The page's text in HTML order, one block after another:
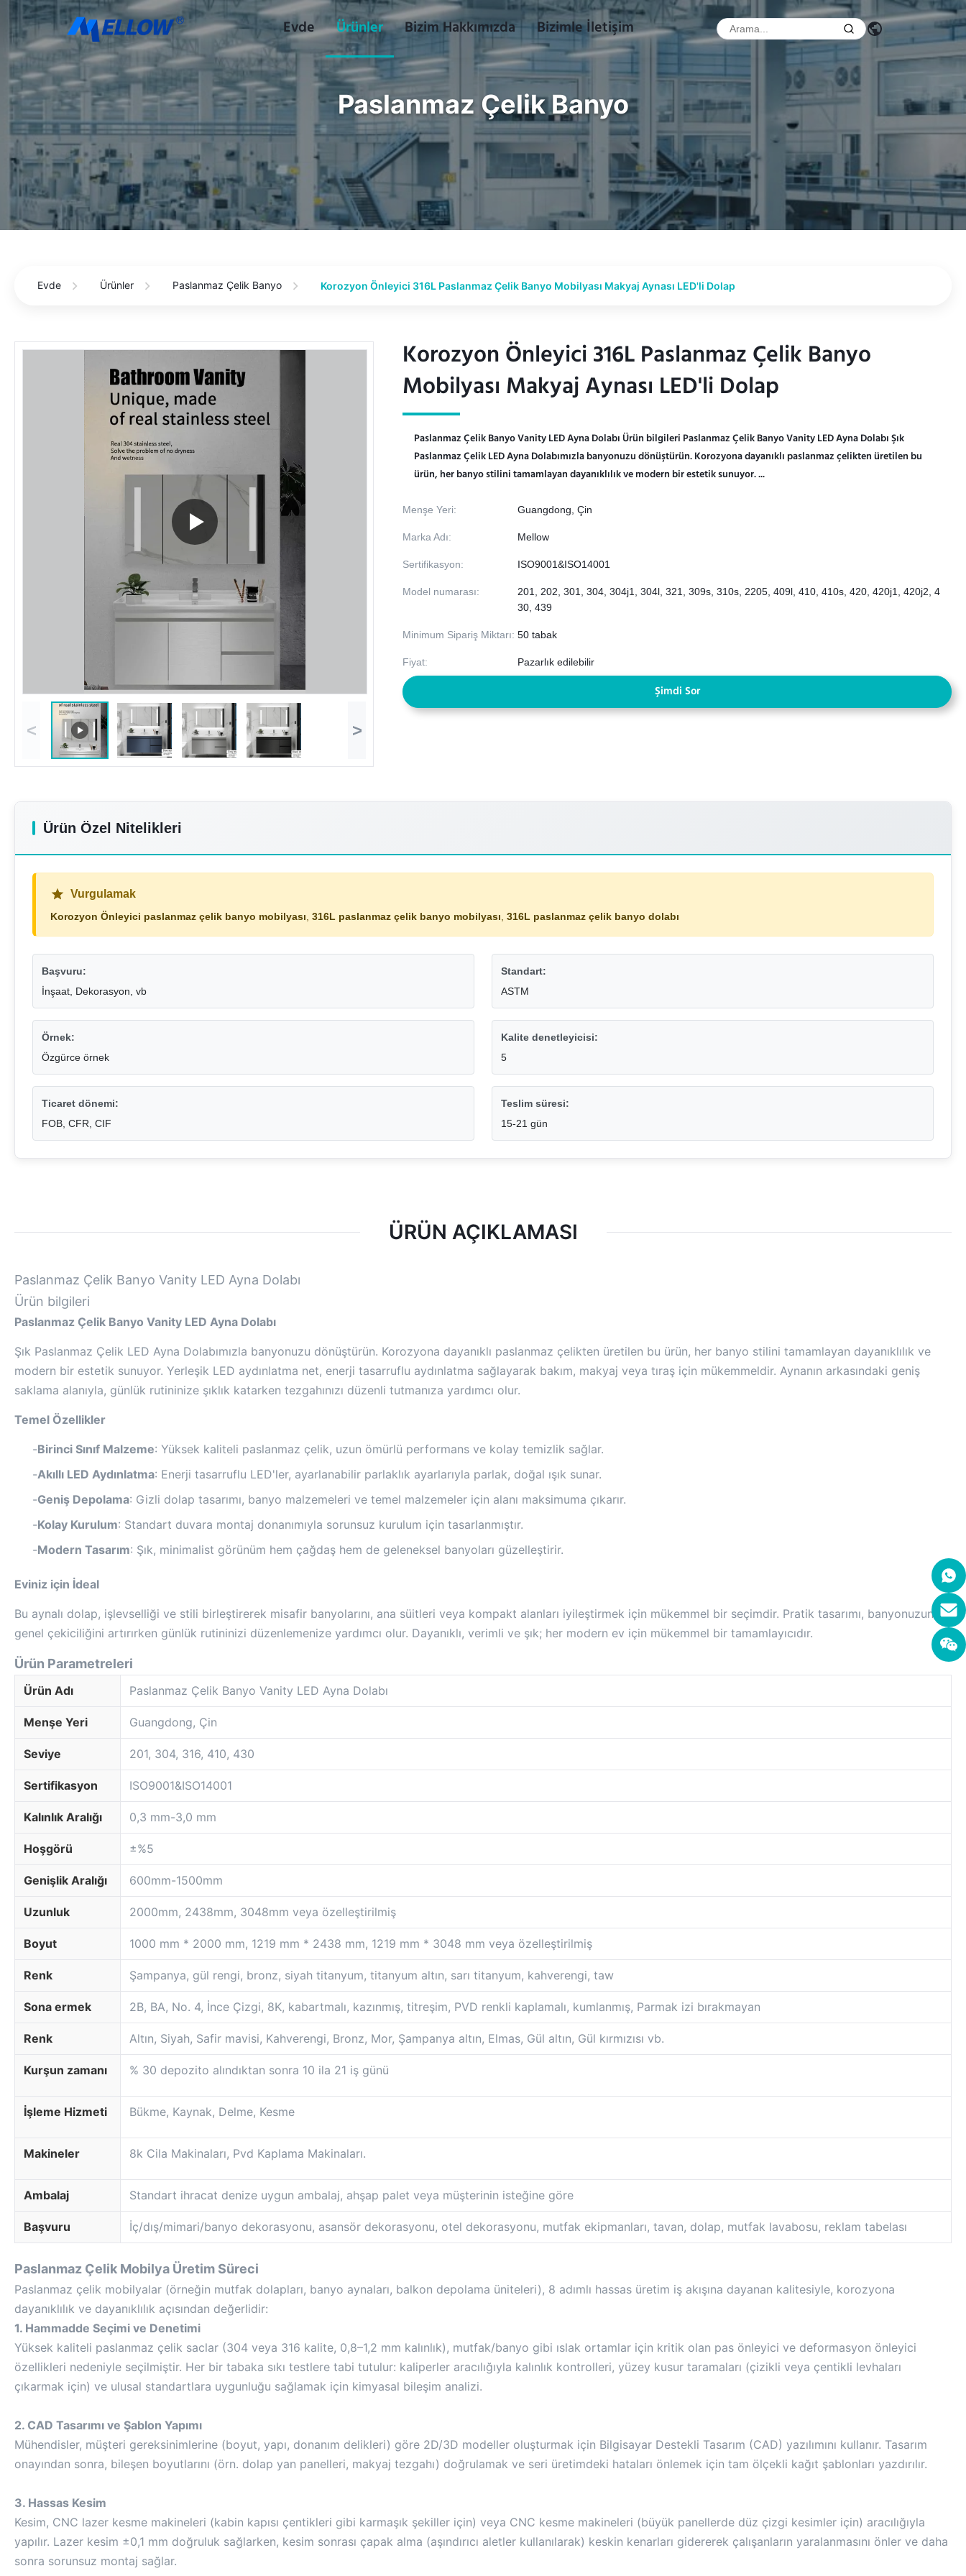
Evde Ürünler Bizim Hakkımızda Bizimle İletişim
Paslanmaz Çelik Banyo
Evde Ürünler Paslanmaz Çelik Banyo Korozyon Önleyici 316L Paslanmaz Çelik Banyo Mobilyası Makyaj Aynası LED'li Dolap
< >
Korozyon Önleyici 316L Paslanmaz Çelik Banyo
Mobilyası Makyaj Aynası LED'li Dolap
Korozyon Önleyici 316L Paslanmaz Çelik Banyo
Mobilyası Makyaj Aynası LED'li Dolap
Paslanmaz Çelik Banyo Vanity LED Ayna Dolabı Ürün bilgileri Paslanmaz Çelik Banyo Vanity LED Ayna Dolabı Şık
Paslanmaz Çelik LED Ayna Dolabımızla banyonuzu dönüştürün. Korozyona dayanıklı paslanmaz çelikten üretilen bu
ürün, her banyo stilini tamamlayan dayanıklılık ve modern bir estetik sunuyor. ...
Menşe Yeri: Guangdong, Çin
Marka Adı: Mellow
Sertifikasyon: ISO9001&ISO14001
Model numarası:
201, 202, 301, 304, 304j1, 304l, 321, 309s, 310s, 2205, 409l, 410, 410s, 420, 420j1, 420j2, 4
30, 439
Minimum Sipariş Miktarı: 50 tabak
Fiyat: Pazarlık edilebilir
Şimdi Sor
Ürün Özel Nitelikleri
Vurgulamak
Korozyon Önleyici paslanmaz çelik banyo mobilyası 316L paslanmaz çelik banyo mobilyası 316L paslanmaz çelik banyo dolabı
Başvuru:
İnşaat, Dekorasyon, vb
Standart:
ASTM
Örnek:
Özgürce örnek
Kalite denetleyicisi:
5
Ticaret dönemi:
FOB, CFR, CIF
Teslim süresi:
15-21 gün
ÜRÜN AÇIKLAMASI
Paslanmaz Çelik Banyo Vanity LED Ayna Dolabı
Ürün bilgileri
Paslanmaz Çelik Banyo Vanity LED Ayna Dolabı
Şık Paslanmaz Çelik LED Ayna Dolabımızla banyonuzu dönüştürün. Korozyona dayanıklı paslanmaz çelikten üretilen bu ürün, her banyo stilini tamamlayan dayanıklılık ve
modern bir estetik sunuyor. Yerleşik LED aydınlatma net, enerji tasarruflu aydınlatma sağlayarak bakım, makyaj veya tıraş için mükemmeldir. Aynanın arkasındaki geniş
saklama alanıyla, günlük rutininize şıklık katarken tezgahınızı düzenli tutmanıza yardımcı olur.
Temel Özellikler
-Birinci Sınıf Malzeme: Yüksek kaliteli paslanmaz çelik, uzun ömürlü performans ve kolay temizlik sağlar.
-Akıllı LED Aydınlatma: Enerji tasarruflu LED'ler, ayarlanabilir parlaklık ayarlarıyla parlak, doğal ışık sunar.
-Geniş Depolama: Gizli dolap tasarımı, banyo malzemeleri ve temel malzemeler için alanı maksimuma çıkarır.
-Kolay Kurulum: Standart duvara montaj donanımıyla sorunsuz kurulum için tasarlanmıştır.
-Modern Tasarım: Şık, minimalist görünüm hem çağdaş hem de geleneksel banyoları güzelleştirir.
Eviniz için İdeal
Bu aynalı dolap, işlevselliği ve stili birleştirerek misafir banyolarını, ana süitleri veya kompakt alanları iyileştirmek için mükemmel bir seçimdir. Pratik tasarımı, banyonuzun
genel çekiciliğini artırırken günlük rutininizi düzenlemenize yardımcı olur. Dayanıklı, verimli ve şık; her modern ev için mükemmel bir tamamlayıcıdır.
Ürün Parametreleri
Ürün Adı Paslanmaz Çelik Banyo Vanity LED Ayna Dolabı
Menşe Yeri Guangdong, Çin
Seviye 201, 304, 316, 410, 430
Sertifikasyon ISO9001&ISO14001
Kalınlık Aralığı 0,3 mm-3,0 mm
Hoşgörü ±%5
Genişlik Aralığı 600mm-1500mm
Uzunluk 2000mm, 2438mm, 3048mm veya özelleştirilmiş
Boyut 1000 mm * 2000 mm, 1219 mm * 2438 mm, 1219 mm * 3048 mm veya özelleştirilmiş
Renk Şampanya, gül rengi, bronz, siyah titanyum, titanyum altın, sarı titanyum, kahverengi, taw
Sona ermek 2B, BA, No. 4, İnce Çizgi, 8K, kabartmalı, kazınmış, titreşim, PVD renkli kaplamalı, kumlanmış, Parmak izi bırakmayan
Renk Altın, Siyah, Safir mavisi, Kahverengi, Bronz, Mor, Şampanya altın, Elmas, Gül altın, Gül kırmızısı vb.
Kurşun zamanı % 30 depozito alındıktan sonra 10 ila 21 iş günü
İşleme Hizmeti Bükme, Kaynak, Delme, Kesme
Makineler 8k Cila Makinaları, Pvd Kaplama Makinaları.
Ambalaj Standart ihracat denize uygun ambalaj, ahşap palet veya müşterinin isteğine göre
Başvuru İç/dış/mimari/banyo dekorasyonu, asansör dekorasyonu, otel dekorasyonu, mutfak ekipmanları, tavan, dolap, mutfak lavabosu, reklam tabelası
Paslanmaz Çelik Mobilya Üretim Süreci
Paslanmaz çelik mobilyalar (örneğin mutfak dolapları, banyo aynaları, balkon depolama üniteleri), 8 adımlı hassas üretim iş akışına dayanan kalitesiyle, korozyona
dayanıklılık ve dayanıklılık açısından değerlidir:
1. Hammadde Seçimi ve Denetimi
Yüksek kaliteli paslanmaz çelik saclar (304 veya 316 kalite, 0,8–1,2 mm kalınlık), mutfak/banyo gibi ıslak ortamlar için kritik olan pas önleyici ve deformasyon önleyici
özellikleri nedeniyle seçilmiştir. Her bir tabaka sıkı testlere tabi tutulur: kaliperler aracılığıyla kalınlık kontrolleri, yüzey kusur taramaları (çizikli veya çentikli levhaları
çıkarmak için) ve ulusal standartlara uygunluğu sağlamak için kimyasal bileşim analizi.
2. CAD Tasarımı ve Şablon Yapımı
Mühendisler, müşteri gereksinimlerine (boyut, yapı, donanım delikleri) göre 2D/3D modeller oluşturmak için Bilgisayar Destekli Tasarım (CAD) yazılımını kullanır. Tasarım
onayından sonra, bileşen boyutlarını (örn. dolap yan panelleri, makyaj tezgahı) doğrulamak ve seri üretimdeki hataları önlemek için tam ölçekli kağıt şablonları yazdırılır.
3. Hassas Kesim
Kesim, CNC lazer kesme makineleri (kabin kapısı çentikleri gibi karmaşık şekiller için) veya CNC kesme makineleri (büyük panellerde düz çizgi kesimler için) aracılığıyla
yapılır. Lazer kesim ±0,1 mm doğruluk sağlarken, kesim sonrası çapak alma (aşındırıcı aletler kullanılarak) keskin kenarları gidererek çalışanların yaralanmasını önler ve daha
sonra sorunsuz montaj sağlar.